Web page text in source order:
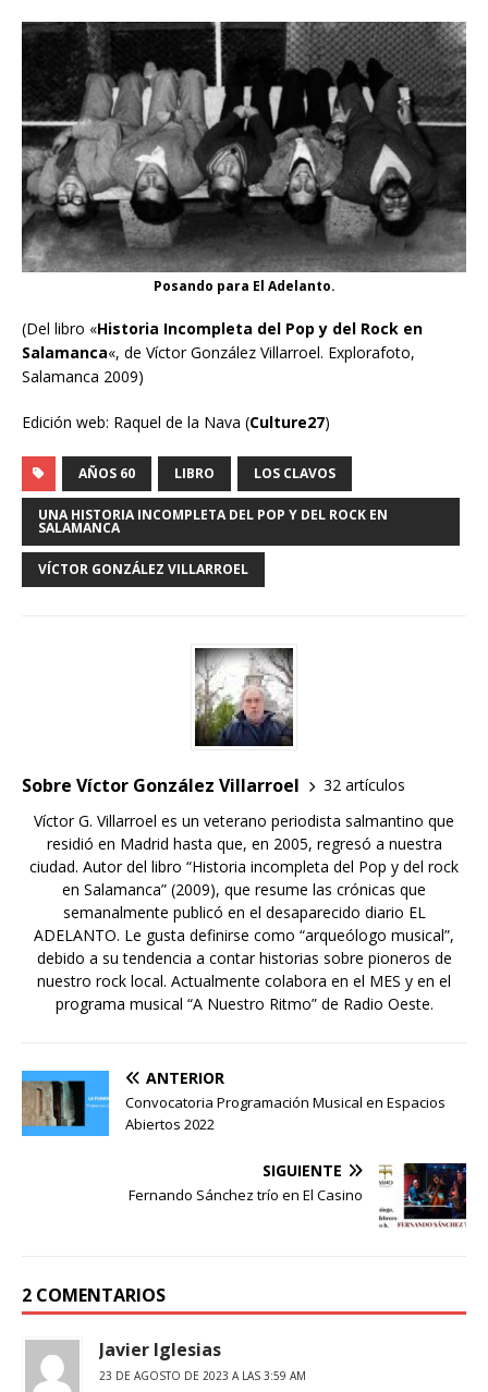
Posando para El Adelanto.
(Del libro «Historia Incompleta del Pop y del Rock en
Salamanca«, de Víctor González Villarroel. Explorafoto,
Salamanca 2009)
Edición web: Raquel de la Nava (Culture27)
AÑOS 60 LIBRO LOS CLAVOS
UNA HISTORIA INCOMPLETA DEL POP Y DEL ROCK EN
SALAMANCA
VÍCTOR GONZÁLEZ VILLARROEL
Sobre Víctor González Villarroel
32 artículos
Víctor G. Villarroel es un veterano periodista salmantino que
residió en Madrid hasta que, en 2005, regresó a nuestra
ciudad. Autor del libro “Historia incompleta del Pop y del rock
en Salamanca” (2009), que resume las crónicas que
semanalmente publicó en el desaparecido diario EL
ADELANTO. Le gusta definirse como “arqueólogo musical”,
debido a su tendencia a contar historias sobre pioneros de
nuestro rock local. Actualmente colabora en el MES y en el
programa musical “A Nuestro Ritmo” de Radio Oeste.
ANTERIOR
Convocatoria Programación Musical en Espacios
Abiertos 2022
SIGUIENTE
Fernando Sánchez trío en El Casino
2 COMENTARIOS
Javier Iglesias
23 DE AGOSTO DE 2023 A LAS 3:59 AM